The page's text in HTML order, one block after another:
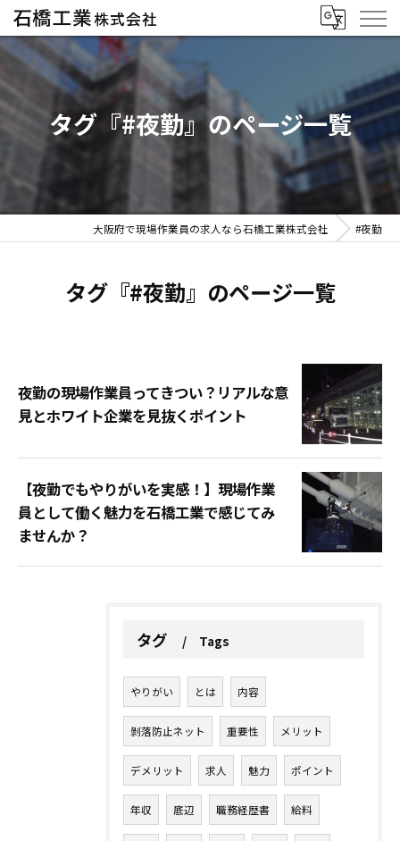
タグ『#夜勤』のページ一覧
大阪府で現場作業員の求人なら石橋工業株式会社 #夜勤
タグ『#夜勤』のページ一覧
夜勤の現場作業員ってきつい？リアルな意
見とホワイト企業を見抜くポイント
【夜勤でもやりがいを実感！】現場作業
員として働く魅力を石橋工業で感じてみ
ませんか？
タグ Tags
やりがい とは 内容
剝落防止ネット 重要性 メリット
デメリット 求人 魅力 ポイント
年収 底辺 職務経歴書 給料